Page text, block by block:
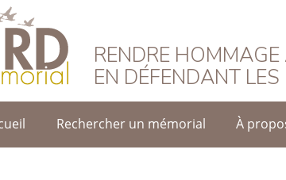
Memorial –
RENDRE
EN DÉFENDANT
Rechercher un mémorial À